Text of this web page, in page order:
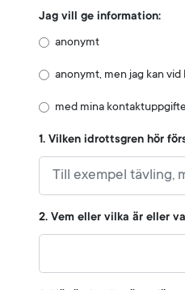
Jag vill ge information:
anonymt
anonymt, men jag kan
med mina
1. Vilken idrottsgren hör
2. Vem eller vilka är eller